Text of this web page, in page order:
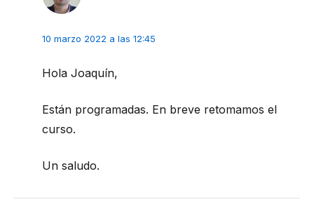
10 marzo 2022 a las 12:45
Hola Joaquín,
Están programadas. En breve retomamos el
curso.
Un saludo.